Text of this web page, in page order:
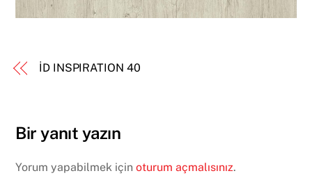
İD INSPIRATION 40
Bir yanıt yazın
Yorum yapabilmek içinoturum açmalısınız.